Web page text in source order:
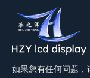
如果您有任何问题